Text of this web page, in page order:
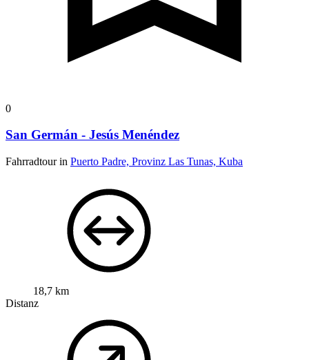
0
San Germán - Jesús Menéndez
Fahrradtour in Puerto Padre, Provinz Las Tunas, Kuba
18,7 km
Distanz